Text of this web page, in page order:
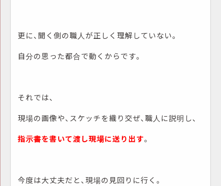
更に、聞く側の職人が正しく理解していない。
自分の思った都合で動くからです。
それでは、
現場の画像や、スケッチを織り交ぜ、職人に説明し、
指示書を書いて渡し現場に送り出す。
今度は大丈夫だと、現場の見回りに行く。